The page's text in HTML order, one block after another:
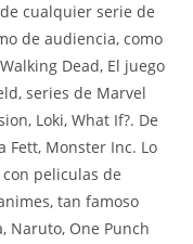
cualquier serie de
de audiencia, como
Dead, El juego
series de Marvel
Loki, What If?. De
Fett, Monster Inc. Lo
peliculas de
tan famoso
Naruto, One Punch